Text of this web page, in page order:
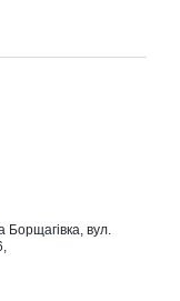
Борщагівка, вул.